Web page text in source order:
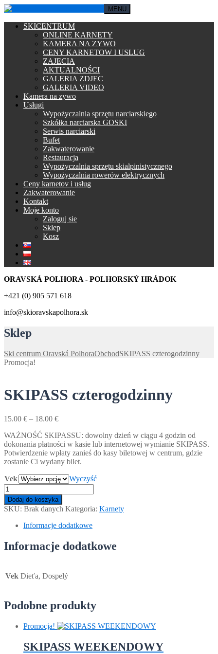
MENU
SKICENTRUM
ONLINE KARNETY
KAMERA NA ZYWO
CENY KARNETOW I USLUG
ZAJECIA
AKTUALNOŚCI
GALERIA ZDJEC
GALERIA VIDEO
Kamera na zywo
Usługi
Wypożyczalnia sprzętu narciarskiego
Szkółka narciarska GOSKI
Serwis narciarski
Bufet
Zakwaterowanie
Restauracja
Wypożyczalnia sprzętu skialpinistycznego
Wypożyczalnia rowerów elektrycznych
Ceny karnetov i usług
Zakwaterowanie
Kontakt
Moje konto
Zaloguj sie
Sklep
Kosz
ORAVSKÁ POLHORA - POLHORSKÝ HRÁDOK
+421 (0) 905 571 618
info@skioravskapolhora.sk
Sklep
Ski centrum Oravská PolhoraObchodSKIPASS czterogodzinny
Promocja!
SKIPASS czterogodzinny
15.00 € – 18.00 €Zakres
od
15.00 €
do
18.00 €
WAŻNOŚĆ SKIPASSU: dowolny dzień w ciągu 4 godzin od
dokonania płatności w kasie lub internetowej wymianie SKIPASS.
Potwierdzenie wpłaty zanieś do kasy biletowej w centrum, gdzie
zostanie Ci wydany bilet.
Vek
Wyczyść
ilość
SKIPASS
czterogodzinny
Dodaj do koszyka
SKU: Brak danych Kategoria: Karnety
Informacje dodatkowe
Informacje dodatkowe
Vek Dieťa, Dospelý
Podobne produkty
Promocja!
SKIPASS WEEKENDOWY